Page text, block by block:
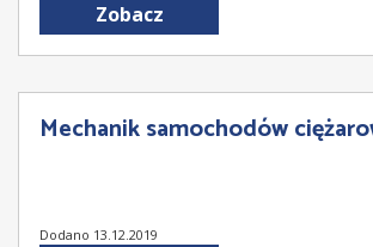
Zobacz
Mechanik samochodów
Dodano 13.12.2019